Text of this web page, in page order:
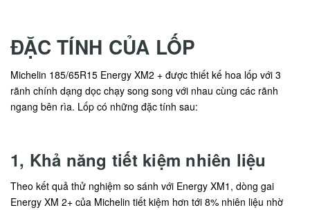
ĐẶC TÍNH CỦA LỐP
Michelin 185/65R15 Energy XM2 + được thiết kế hoa lốp với 3
rãnh chính dạng dọc chạy song song với nhau cùng các rãnh
ngang bên rìa. Lốp có những đặc tính sau:
1, Khả năng tiết kiệm nhiên liệu
Theo kết quả thử nghiệm so sánh với Energy XM1, dòng gai
Energy XM 2+ của Michelin tiết kiệm hơn tới 8% nhiên liệu nhờ